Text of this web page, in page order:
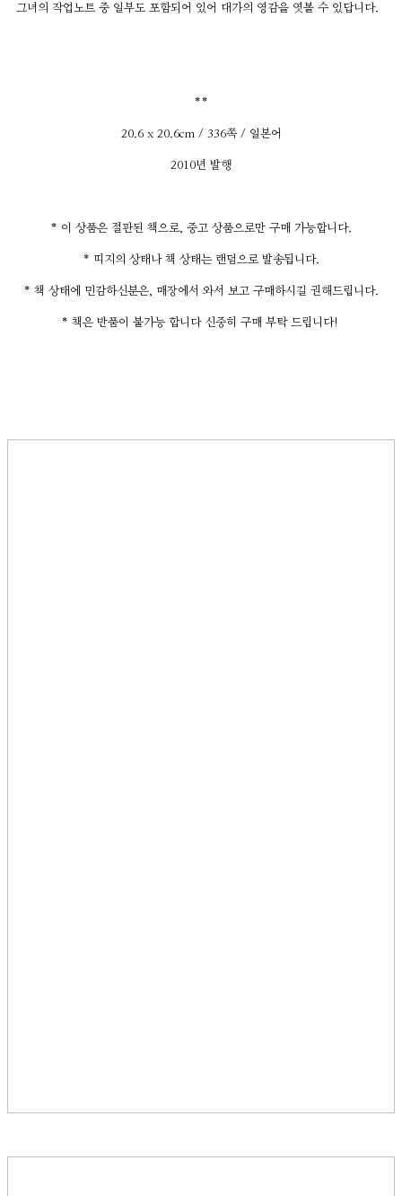
그녀의 작업노트 중 일부도 포함되어 있어 대가의 영감을 엿볼 수 있답니다.
**
20.6 x 20.6cm / 336쪽 / 일본어
2010년 발행
* 이 상품은 절판된 책으로, 중고 상품으로만 구매 가능합니다.
* 띠지의 상태나 책 상태는 랜덤으로 발송됩니다.
* 책 상태에 민감하신분은, 매장에서 와서 보고 구매하시길 권해드립니다.
* 책은 반품이 불가능 합니다 신중히 구매 부탁 드립니다!